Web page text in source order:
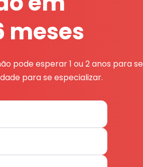
meses
pode esperar 1 ou 2 anos para se
para se especializar.